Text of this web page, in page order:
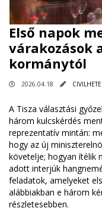
Első napok
várakozások
kormánytól
2026.04.18
A Tisza választási
három kulcskérdés
reprezentatív mintán:
hogy az új
követelje; hogyan ítélik
adott interjúk
feladatok, amelyeket
alábbiakban e három
részletesebben.